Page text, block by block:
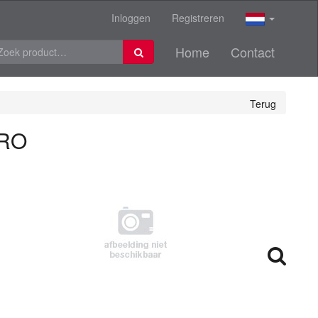
Inloggen Registreren
Home Contact
Terug